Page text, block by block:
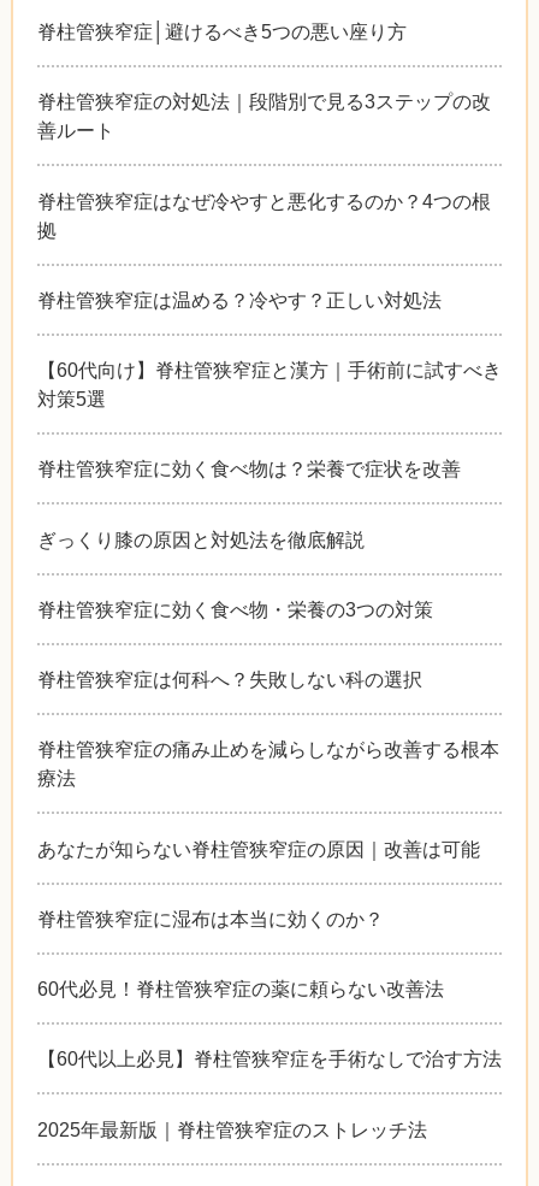
脊柱管狭窄症│避けるべき5つの悪い座り方
脊柱管狭窄症の対処法｜段階別で見る3ステップの改
善ルート
脊柱管狭窄症はなぜ冷やすと悪化するのか？4つの根
拠
脊柱管狭窄症は温める？冷やす？正しい対処法
【60代向け】脊柱管狭窄症と漢方｜手術前に試すべき
対策5選
脊柱管狭窄症に効く食べ物は？栄養で症状を改善
ぎっくり膝の原因と対処法を徹底解説
脊柱管狭窄症に効く食べ物・栄養の3つの対策
脊柱管狭窄症は何科へ？失敗しない科の選択
脊柱管狭窄症の痛み止めを減らしながら改善する根本
療法
あなたが知らない脊柱管狭窄症の原因｜改善は可能
脊柱管狭窄症に湿布は本当に効くのか？
60代必見！脊柱管狭窄症の薬に頼らない改善法
【60代以上必見】脊柱管狭窄症を手術なしで治す方法
2025年最新版｜脊柱管狭窄症のストレッチ法